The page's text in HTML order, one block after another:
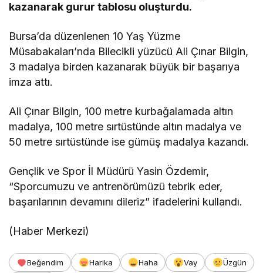
kazanarak gurur tablosu oluşturdu.
Bursa’da düzenlenen 10 Yaş Yüzme
Müsabakaları’nda Bilecikli yüzücü Ali Çınar Bilgin,
3 madalya birden kazanarak büyük bir başarıya
imza attı.
Ali Çınar Bilgin, 100 metre kurbağalamada altın
madalya, 100 metre sırtüstünde altın madalya ve
50 metre sırtüstünde ise gümüş madalya kazandı.
Gençlik ve Spor İl Müdürü Yasin Özdemir,
“Sporcumuzu ve antrenörümüzü tebrik eder,
başarılarının devamını dileriz” ifadelerini kullandı.
(Haber Merkezi)
Beğendim Harika Haha Vay
Üzgün